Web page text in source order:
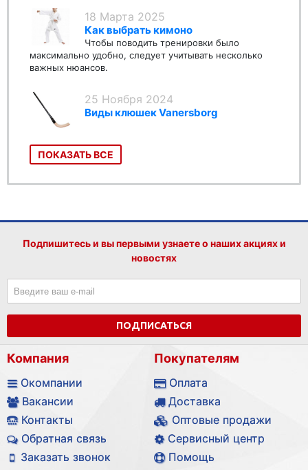
18 Марта 2025
Как выбрать кимоно
Чтобы поводить тренировки было
максимально удобно, следует учитывать несколько
важных нюансов.
25 Ноября 2024
Виды клюшек Vanersborg
ПОКАЗАТЬ ВСЕ
Подпишитесь и вы первыми узнаете о наших акциях и
новостях
ПОДПИСАТЬСЯ
Компания
Окомпании
Вакансии
Контакты
Обратная связь
Заказать звонок
Покупателям
Оплата
Доставка
Оптовые продажи
Сервисный центр
Помощь